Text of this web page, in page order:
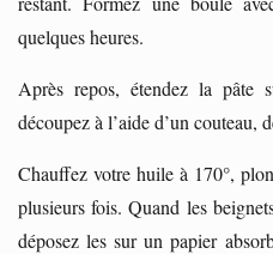
quelques heures.
Après repos, étendez la pâte
découpez à l’aide d’un couteau,
Chauffez votre huile à 170°,
plusieurs fois. Quand les
déposez les sur un papier